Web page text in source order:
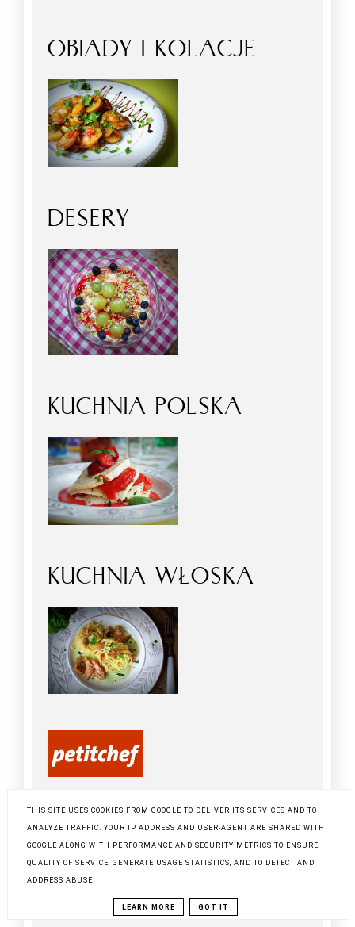
OBIADY I KOLACJE
DESERY
KUCHNIA POLSKA
KUCHNIA WŁOSKA
THIS SITE USES COOKIES FROM GOOGLE TO DELIVER ITS SERVICES AND TO
ANALYZE TRAFFIC. YOUR IP ADDRESS AND USER-AGENT ARE SHARED WITH
GOOGLE ALONG WITH PERFORMANCE AND SECURITY METRICS TO ENSURE
QUALITY OF SERVICE, GENERATE USAGE STATISTICS, AND TO DETECT AND
ADDRESS ABUSE.
LEARN MORE GOT IT